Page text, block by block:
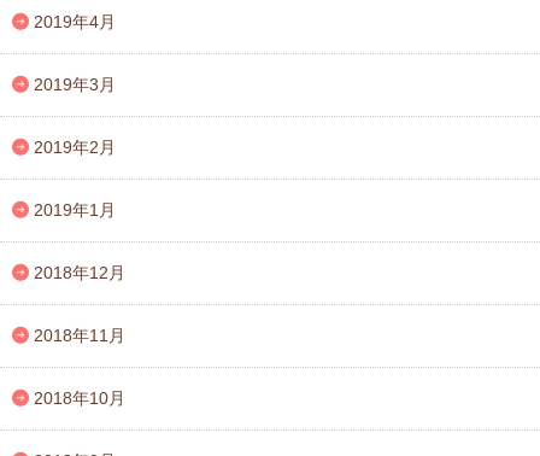
2019年4月
2019年3月
2019年2月
2019年1月
2018年12月
2018年11月
2018年10月